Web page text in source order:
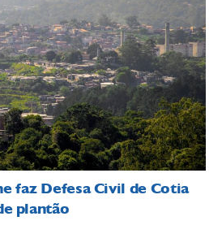
faz Defesa Civil de Cotia
plantão